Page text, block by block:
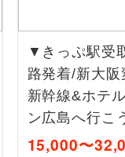
▼きっぷ駅受
路発着/新大
新幹線&ホテ
ン広島へ行こ
15,000〜